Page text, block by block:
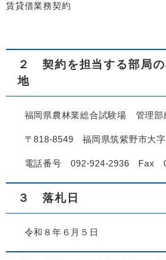
賃貸借業務契約
２ 契約を担当する部局の
地
福岡県農林業総合試験場 管理部
〒818-8549 福岡県筑紫野市大字
電話番号 092-924-2936 Fax
３ 落札日
令和８年６月５日